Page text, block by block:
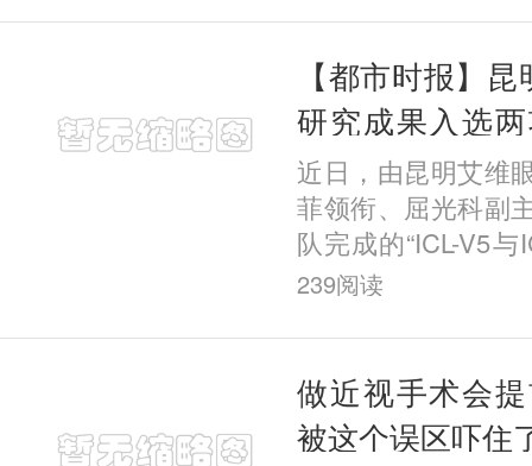
下，该
【都市时报】
研究成果入选
术盛会
近日，由昆明艾维
菲领衔、屈光科副
队完成的“ICL-V5
视觉质量对比研究
Vision China（视
239阅读
做近视手术会
被这个误区吓住